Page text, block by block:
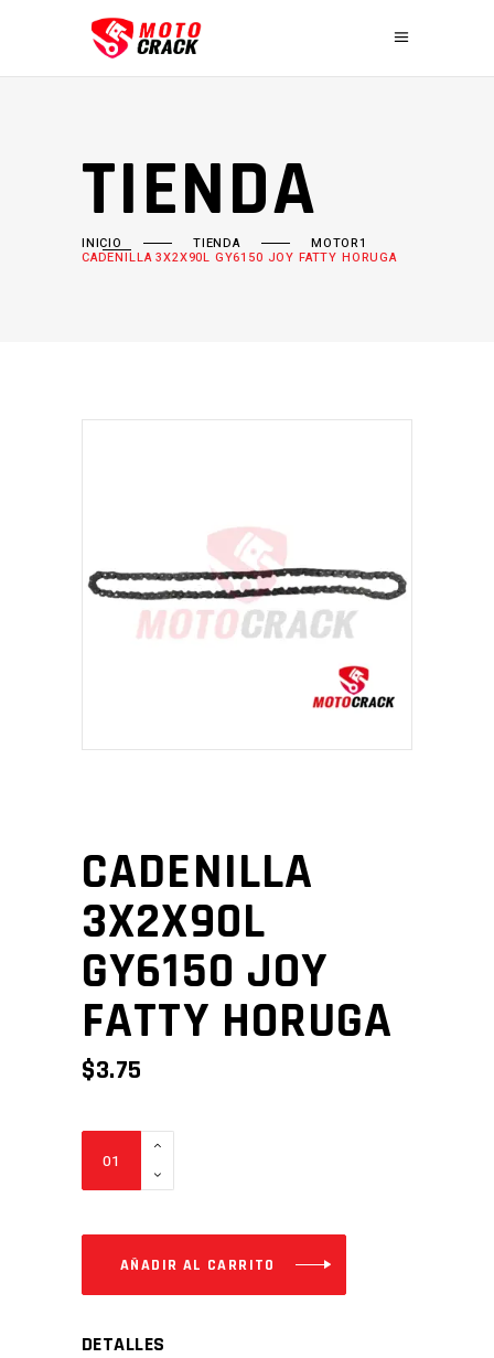
TIENDA
INICIO TIENDA MOTOR1
CADENILLA 3X2X90L GY6150 JOY FATTY HORUGA
CADENILLA
3X2X90L
GY6150 JOY
FATTY HORUGA
$3.75
CADENILLA
JOY
FATTY
HORUGA
AÑADIR AL CARRITO
DETALLES